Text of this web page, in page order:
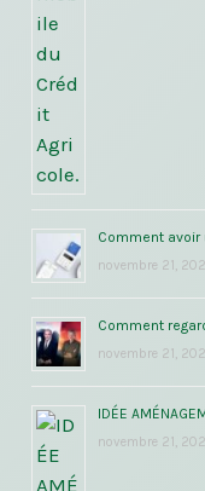
Comment
novembre 21,
Comment
novembre 21,
IDÉE
novembre 21,